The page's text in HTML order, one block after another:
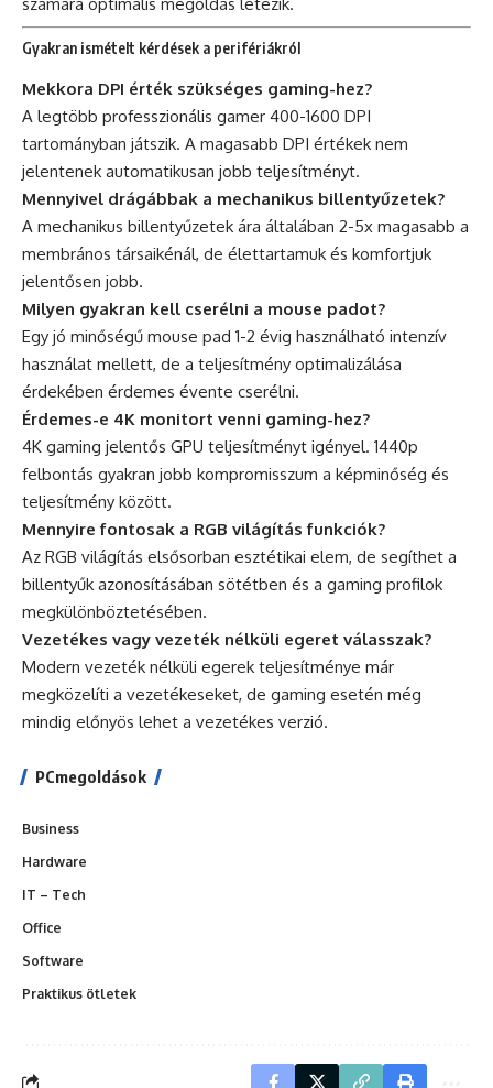
Gyakran ismételt kérdések a perifériákról
Mekkora DPI érték szükséges gaming-hez?
A legtöbb professzionális gamer 400-1600 DPI
tartományban játszik. A magasabb DPI értékek nem
jelentenek automatikusan jobb teljesítményt.
Mennyivel drágábbak a mechanikus billentyűzetek?
A mechanikus billentyűzetek ára általában 2-5x magasabb a
membrános társaikénál, de élettartamuk és komfortjuk
jelentősen jobb.
Milyen gyakran kell cserélni a mouse padot?
Egy jó minőségű mouse pad 1-2 évig használható intenzív
használat mellett, de a teljesítmény optimalizálása
érdekében érdemes évente cserélni.
Érdemes-e 4K monitort venni gaming-hez?
4K gaming jelentős GPU teljesítményt igényel. 1440p
felbontás gyakran jobb kompromisszum a képminőség és
teljesítmény között.
Mennyire fontosak a RGB világítás funkciók?
Az RGB világítás elsősorban esztétikai elem, de segíthet a
billentyűk azonosításában sötétben és a gaming profilok
megkülönböztetésében.
Vezetékes vagy vezeték nélküli egeret válasszak?
Modern vezeték nélküli egerek teljesítménye már
megközelíti a vezetékeseket, de gaming esetén még
mindig előnyös lehet a vezetékes verzió.
PCmegoldások
Business
Hardware
IT – Tech
Office
Software
Praktikus ötletek